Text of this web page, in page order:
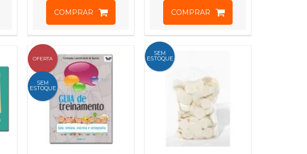
COMPRAR
COMPRAR
OFERTA
SEM
ESTOQUE
SEM
ESTOQUE